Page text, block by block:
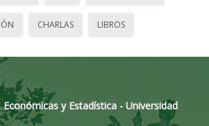
CHARLAS LIBROS
Económicas y Estadística - Universidad